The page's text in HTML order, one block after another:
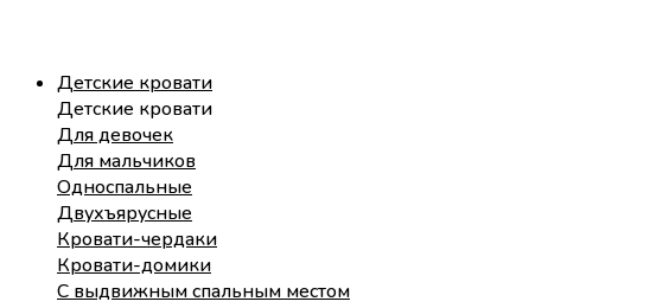
Детские кровати
Детские кровати
Для девочек
Для мальчиков
Односпальные
Двухъярусные
Кровати-чердаки
Кровати-домики
С выдвижным спальным местом